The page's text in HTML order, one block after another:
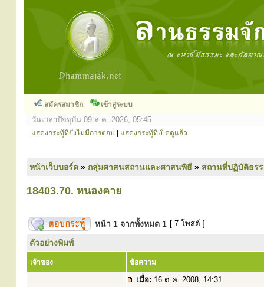
สมัครสมาชิก เข้าสู่ระบบ
วันเวลาปัจจุบัน 09 ส.ค. 2026, 05:45
แสดงกระทู้ที่ยังไม่มีการตอบ แสดงกระทู้ที่เปิดดูแล้ว
หน้าเว็บบอร์ด » กลุ่มศาสนสถานและศาสนพิธี » สถานที่ปฏิบัติธร
18403.70. หนองคาย
หน้า 1 จากทั้งหมด 1 [ 7 โพสต์ ]
ตัวอย่างพิมพ์
เจ้าของ ข้อความ
เมื่อ: 16 ต.ค. 2008, 14:31